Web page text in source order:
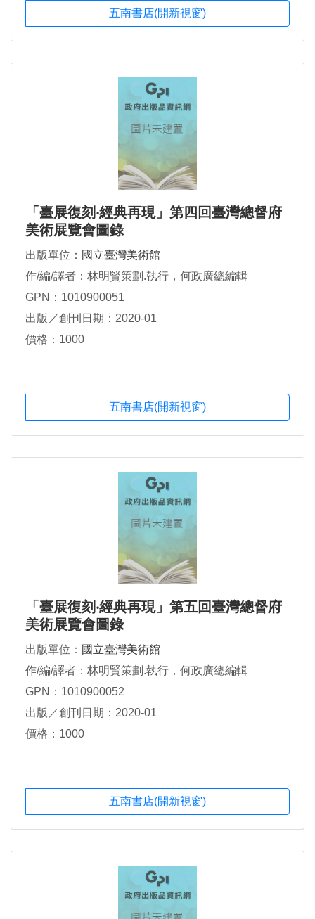
五南書店(開新視窗)
「臺展復刻‧經典再現」第四回臺灣總督府
美術展覽會圖錄
出版單位： 國立臺灣美術館
作/編/譯者：林明賢策劃.執行，何政廣總編輯
GPN：1010900051
出版／創刊日期：2020-01
價格：1000
五南書店(開新視窗)
「臺展復刻‧經典再現」第五回臺灣總督府
美術展覽會圖錄
出版單位： 國立臺灣美術館
作/編/譯者：林明賢策劃.執行，何政廣總編輯
GPN：1010900052
出版／創刊日期：2020-01
價格：1000
五南書店(開新視窗)